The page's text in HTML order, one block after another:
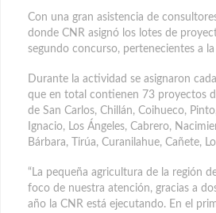
Con una gran asistencia de
donde CNR asignó los lotes de
segundo concurso, pertenecientes a
Durante la actividad se asignaron
que en total contienen 73 proyectos
de San Carlos, Chillán, Coihueco,
Ignacio, Los Ángeles, Cabrero,
Bárbara, Tirúa, Curanilahue, Cañete,
“La pequeña agricultura de la región
foco de nuestra atención, gracias a
año la CNR está ejecutando. En el